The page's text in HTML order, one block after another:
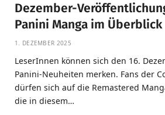
Dezember-
Panini Manga im Überblick
1. DEZEMBER 2025
LeserInnen können sich den 16.
Panini-Neuheiten merken. Fans der
dürfen sich auf die Remastered
die in diesem…